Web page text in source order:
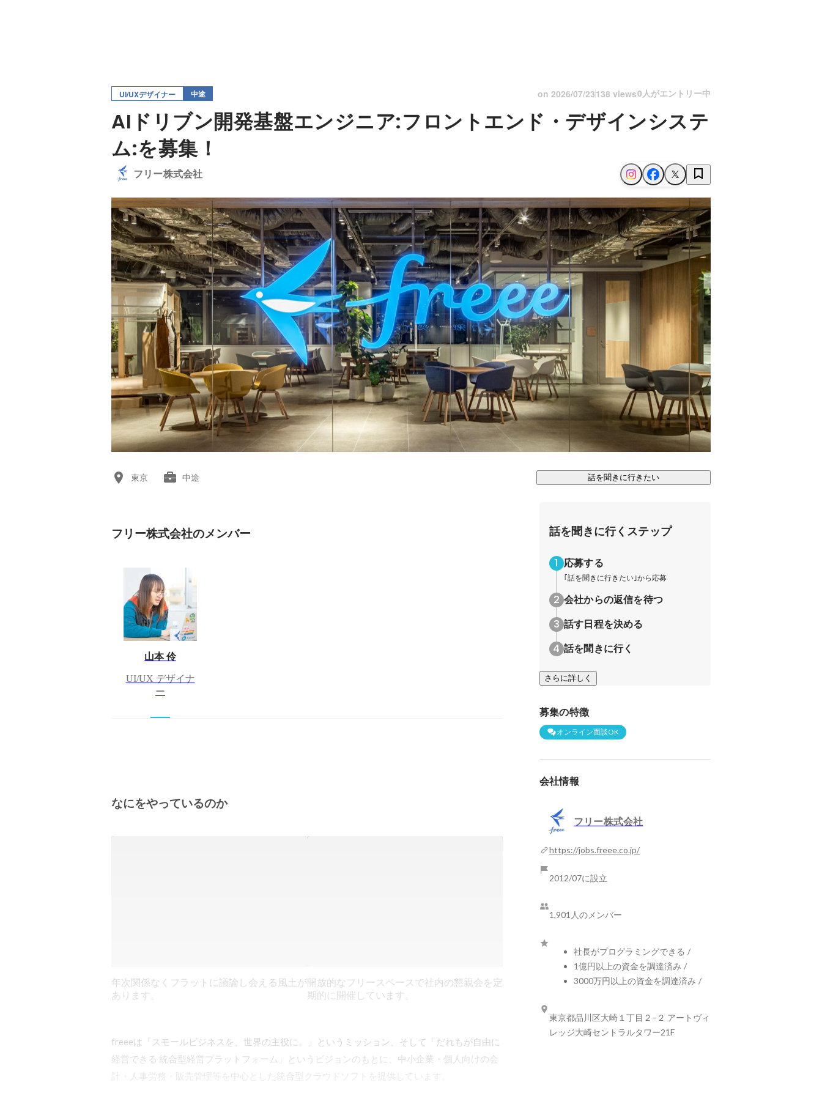
UI/UXデザイナー 中途 on 2026/07/23138 views0人がエントリー中
AIドリブン開発基盤エンジニア:フロントエンド・デザインシステ
ム:を募集！
フリー株式会社
東京 中途 話を聞きに行きたい
フリー株式会社のメンバー
山本 伶
UI/UX デザイナ
ー
なにをやっているのか
年次関係なくフラットに議論し会える風土が
あります。
開放的なフリースペースで社内の懇親会を定
期的に開催しています。
freeeは「スモールビジネスを、世界の主役に。」というミッション、そして「だれもが自由に
経営できる 統合型経営プラットフォーム」というビジョンのもとに、中小企業・個人向けの会
計・人事労務・販売管理等を中心とした統合型クラウドソフトを提供しています。
話を聞きに行くステップ
応募する
｢話を聞きに行きたい｣から応募
会社からの返信を待つ
話す日程を決める
話を聞きに行く
さらに詳しく
募集の特徴
オンライン面談OK
会社情報
フリー株式会社
https://jobs.freee.co.jp/
2012/07に設立
1,901人のメンバー
社長がプログラミングできる /
1億円以上の資金を調達済み /
3000万円以上の資金を調達済み /
東京都品川区大崎１丁目２−２ アートヴィ
レッジ大崎セントラルタワー21F